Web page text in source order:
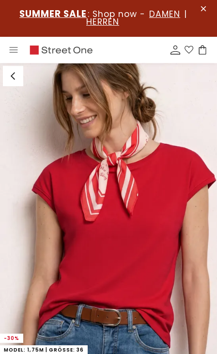
SUMMER SALE : Shop now - DAMEN |
HERREN
-30%
MODEL: 1,75M | GRÖSSE: 36